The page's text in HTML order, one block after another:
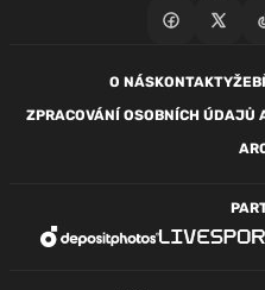
O NÁSKONTAKTY
ZPRACOVÁNÍ OSOBNÍCH ÚDAJŮ